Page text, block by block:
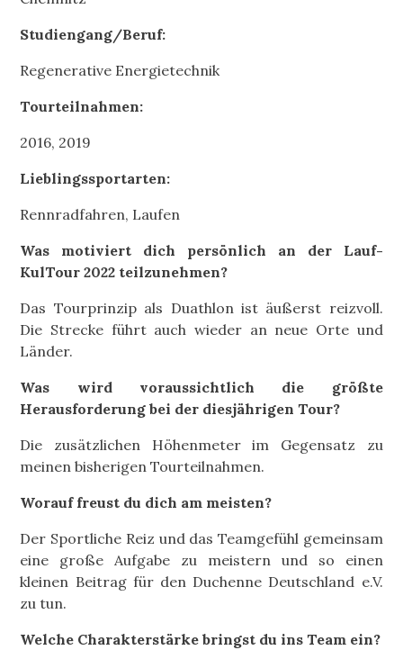
Studiengang/Beruf:
Regenerative Energietechnik
Tourteilnahmen:
2016, 2019
Lieblingssportarten:
Rennradfahren, Laufen
Was motiviert dich persönlich an der Lauf-
KulTour 2022 teilzunehmen?
Das Tourprinzip als Duathlon ist äußerst reizvoll.
Die Strecke führt auch wieder an neue Orte und
Länder.
Was wird voraussichtlich die größte
Herausforderung bei der diesjährigen Tour?
Die zusätzlichen Höhenmeter im Gegensatz zu
meinen bisherigen Tourteilnahmen.
Worauf freust du dich am meisten?
Der Sportliche Reiz und das Teamgefühl gemeinsam
eine große Aufgabe zu meistern und so einen
kleinen Beitrag für den Duchenne Deutschland e.V.
zu tun.
Welche Charakterstärke bringst du ins Team ein?